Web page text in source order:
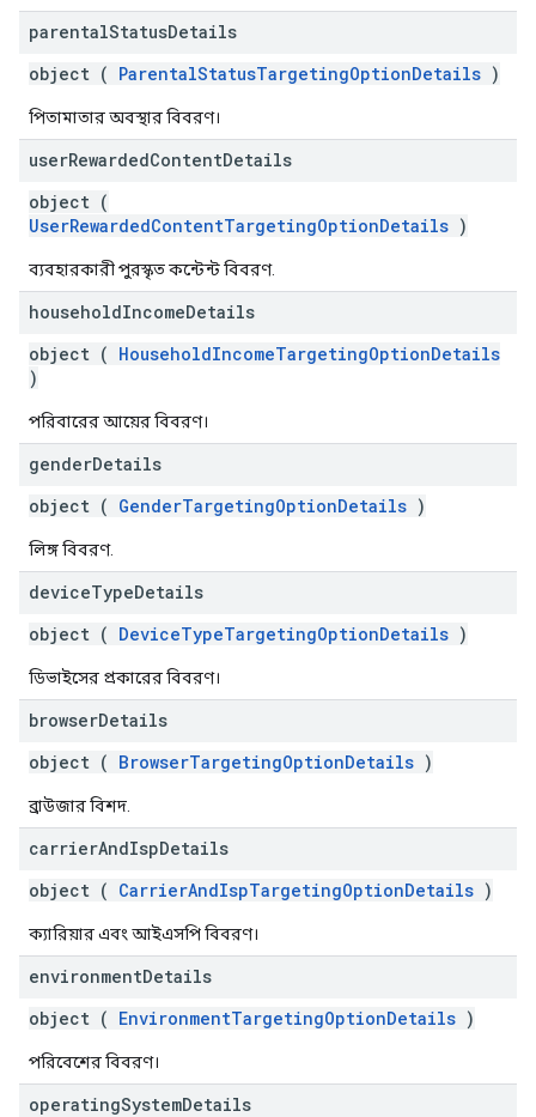
parentalStatusDetails
object ( ParentalStatusTargetingOptionDetails )
পিতামাতার অবস্থার বিবরণ।
userRewardedContentDetails
object (
UserRewardedContentTargetingOptionDetails )
ব্যবহারকারী পুরস্কৃত কন্টেন্ট বিবরণ.
householdIncomeDetails
object ( HouseholdIncomeTargetingOptionDetails
)
পরিবারের আয়ের বিবরণ।
genderDetails
object ( GenderTargetingOptionDetails )
লিঙ্গ বিবরণ.
deviceTypeDetails
object ( DeviceTypeTargetingOptionDetails )
ডিভাইসের প্রকারের বিবরণ।
browserDetails
object ( BrowserTargetingOptionDetails )
ব্রাউজার বিশদ.
carrierAndIspDetails
object ( CarrierAndIspTargetingOptionDetails )
ক্যারিয়ার এবং আইএসপি বিবরণ।
environmentDetails
object ( EnvironmentTargetingOptionDetails )
পরিবেশের বিবরণ।
operatingSystemDetails